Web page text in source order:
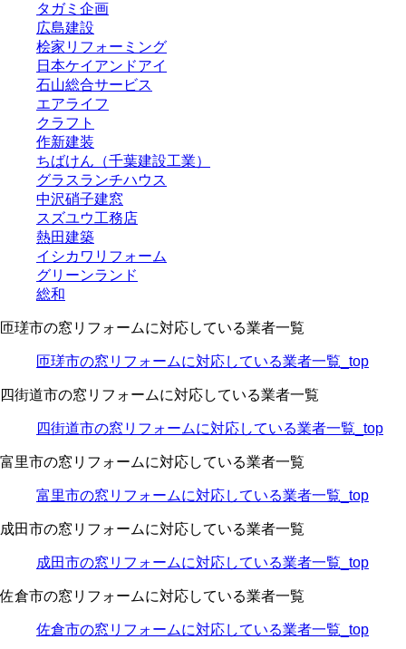
タガミ企画
広島建設
桧家リフォーミング
日本ケイアンドアイ
石山総合サービス
エアライフ
クラフト
作新建装
ちばけん（千葉建設工業）
グラスランチハウス
中沢硝子建窓
スズユウ工務店
熱田建築
イシカワリフォーム
グリーンランド
総和
匝瑳市の窓リフォームに対応している業者一覧
匝瑳市の窓リフォームに対応している業者一覧_top
四街道市の窓リフォームに対応している業者一覧
四街道市の窓リフォームに対応している業者一覧_top
富里市の窓リフォームに対応している業者一覧
富里市の窓リフォームに対応している業者一覧_top
成田市の窓リフォームに対応している業者一覧
成田市の窓リフォームに対応している業者一覧_top
佐倉市の窓リフォームに対応している業者一覧
佐倉市の窓リフォームに対応している業者一覧_top